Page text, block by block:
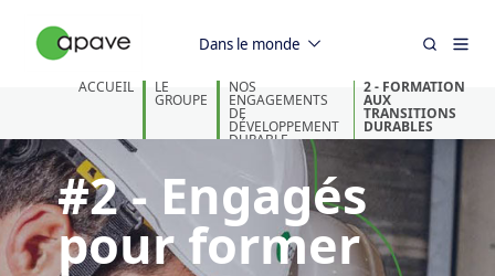
Dans le monde
ACCUEIL LE
GROUPE
NOS
ENGAGEMENTS
DE
DÉVELOPPEMENT
DURABLE
2 - FORMATION
AUX
TRANSITIONS
DURABLES
#2 - Engagés
pour former